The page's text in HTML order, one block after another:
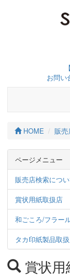
お問い
HOME 販売
ページメニュー
販売店検索につ
賞状用紙取扱店
和ごころ/フラー
タカ印紙製品取
賞状用